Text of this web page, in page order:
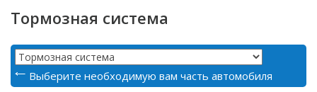
Тормозная система
Выберите необходимую вам часть автомобиля